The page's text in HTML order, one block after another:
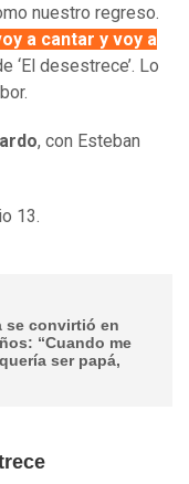
nuestro regreso.
a cantar y voy a
‘El desestrece’. Lo
, con Esteban
13.
se convirtió en
“Cuando me
ser papá,